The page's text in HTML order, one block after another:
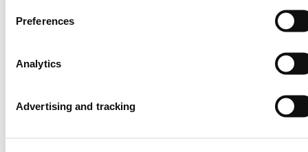
Preferences
Analytics
Advertising and tracking
vermogensschakelaar System pro M
GHS2001901R0003